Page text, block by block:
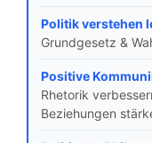
Politik verstehen
Grundgesetz &
Positive
Rhetorik
Beziehungen